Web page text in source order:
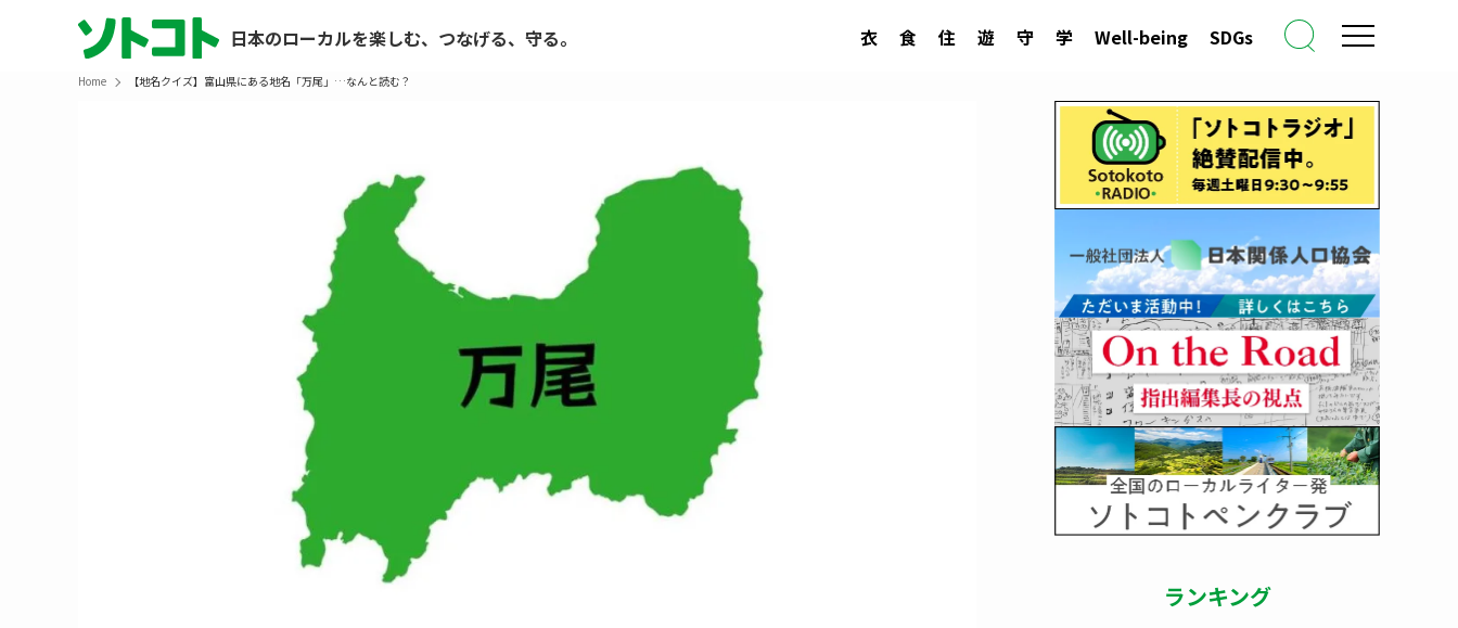
日本のローカルを楽しむ、つなげる、守る。 衣 食 住 遊 守 学 Well-being SDGs
Home 【地名クイズ】富山県にある地名「万尾」…なんと読む？
ランキング